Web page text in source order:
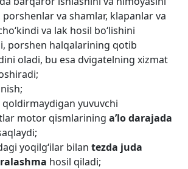
porshenlar va shamlar, klapanlar va
va lak hosil bo‘lishini
porshen halqalarining qotib
oladi, bu esa dvigatelning xizmat
qoldirmaydigan yuvuvchi
motor qismlarining a’lo darajada
yoqilg‘ilar bilan tezda juda
hosil qiladi;